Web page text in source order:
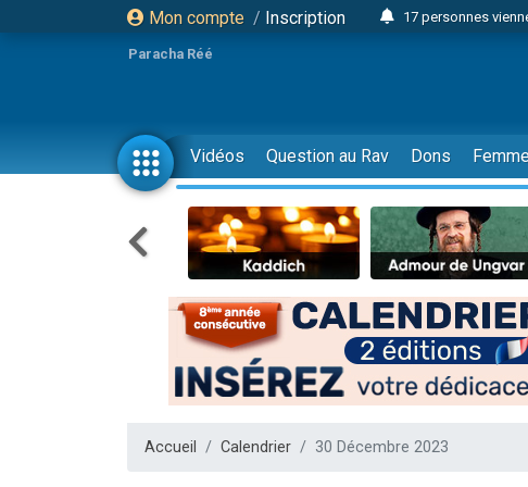
Mon compte / Inscription
17 personnes
Il reste 49
23 personnes
Eva vient de
4 personnes
3 personnes
3 personnes
Odaya vient de
13 personnes
2 personnes
30 personnes
12 nouvelles
Il reste 49
Paracha Réé
Vidéos Question au Rav Dons
Accueil Calendrier 30 Décembre 2023